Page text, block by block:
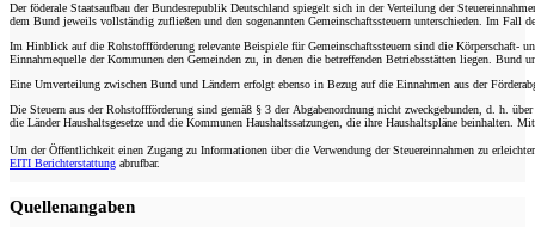
Der föderale Staatsaufbau der Bundesrepublik Deutschland spiegelt sich in der Verteilung der
dem Bund jeweils vollständig zufließen und den sogenannten Gemeinschaftssteuern unterschieden. Im Fall
Im Hinblick auf die Rohstoffförderung relevante Beispiele für Gemeinschaftssteuern sind die Körperschaft-
Einnahmequelle der Kommunen den Gemeinden zu, in denen die betreffenden Betriebsstätten liegen. Bund
Eine Umverteilung zwischen Bund und Ländern erfolgt ebenso in Bezug auf die Einnahmen aus der
Die Steuern aus der Rohstoffförderung sind gemäß § 3 der Abgabenordnung nicht zweckgebunden, d. h.
die Länder Haushaltsgesetze und die Kommunen Haushaltssatzungen, die ihre Haushaltspläne beinhalten.
Um der Öffentlichkeit einen Zugang zu Informationen über die Verwendung der Steuereinnahmen zu
EITI Berichterstattung abrufbar.
Quellenangaben